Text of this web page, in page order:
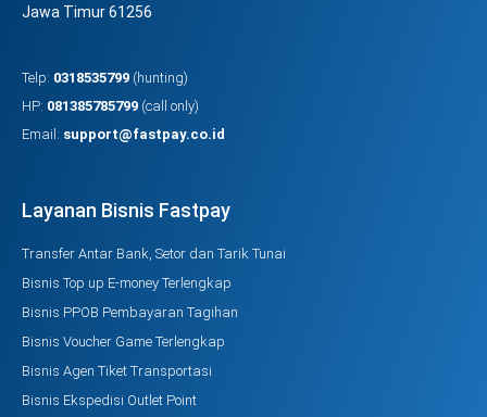
Jawa Timur 61256
Telp: 0318535799 (hunting)
HP: 081385785799 (call only)
Email: support@fastpay.co.id
Layanan Bisnis Fastpay
Transfer Antar Bank, Setor dan Tarik Tunai
Bisnis Top up E-money Terlengkap
Bisnis PPOB Pembayaran Tagihan
Bisnis Voucher Game Terlengkap
Bisnis Agen Tiket Transportasi
Bisnis Ekspedisi Outlet Point